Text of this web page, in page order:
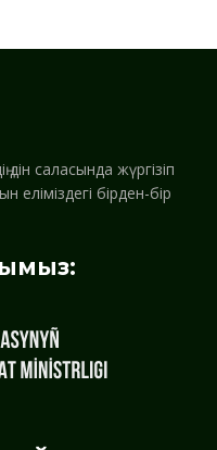
саласында жүргізіп
бірден-бір